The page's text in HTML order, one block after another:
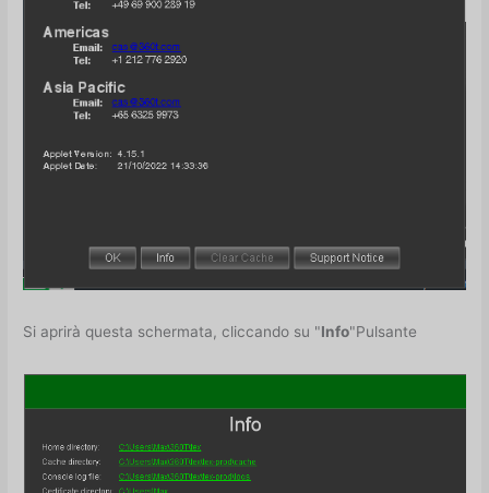
Si aprirà questa schermata, cliccando su "Info"Pulsante